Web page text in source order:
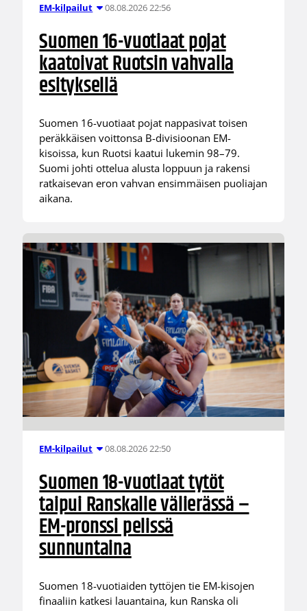
EM-kilpailut 08.08.2026 22:56
Suomen 16-vuotiaat pojat
kaatoivat Ruotsin vahvalla
esityksellä
Suomen 16-vuotiaat pojat nappasivat toisen
peräkkäisen voittonsa B-divisioonan EM-
kisoissa, kun Ruotsi kaatui lukemin 98–79.
Suomi johti ottelua alusta loppuun ja rakensi
ratkaisevan eron vahvan ensimmäisen puoliajan
aikana.
EM-kilpailut 08.08.2026 22:50
Suomen 18-vuotiaat tytöt
taipui Ranskalle välierässä –
EM-pronssi pelissä
sunnuntaina
Suomen 18-vuotiaiden tyttöjen tie EM-kisojen
finaaliin katkesi lauantaina, kun Ranska oli